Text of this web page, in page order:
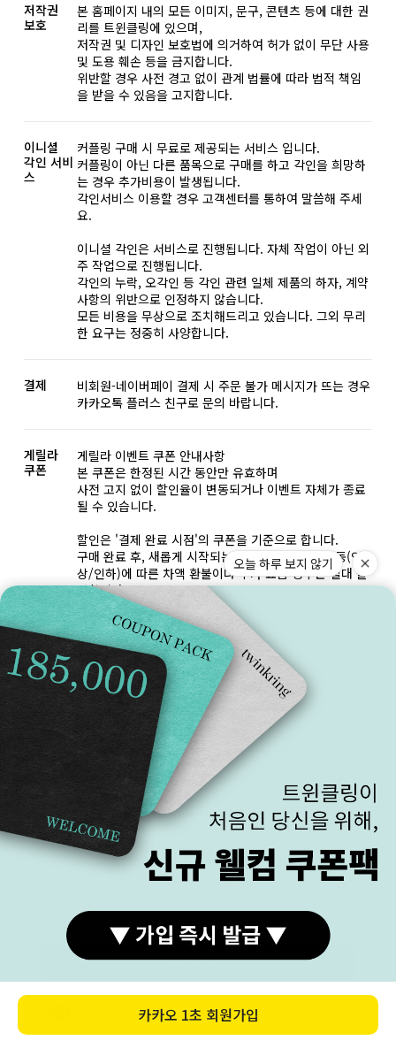
구매하기
저작권
보호
본 홈페이지 내의 모든 이미지, 문구, 콘텐츠 등에 대한 권
리를 트윈클링에 있으며,
저작권 및 디자인 보호법에 의거하여 허가 없이 무단 사용
및 도용 훼손 등을 금지합니다.
위반할 경우 사전 경고 없이 관계 법률에 따라 법적 책임
을 받을 수 있음을 고지합니다.
이니셜
각인 서비
스
커플링 구매 시 무료로 제공되는 서비스 입니다.
커플링이 아닌 다른 품목으로 구매를 하고 각인을 희망하
는 경우 추가비용이 발생됩니다.
각인서비스 이용할 경우 고객센터를 통하여 말씀해 주세
요.
이니셜 각인은 서비스로 진행됩니다. 자체 작업이 아닌 외
주 작업으로 진행됩니다.
각인의 누락, 오각인 등 각인 관련 일체 제품의 하자, 계약
사항의 위반으로 인정하지 않습니다.
모든 비용을 무상으로 조치해드리고 있습니다. 그외 무리
한 요구는 정중히 사양합니다.
결제
비회원-네이버페이 결제 시 주문 불가 메시지가 뜨는 경우
카카오톡 플러스 친구로 문의 바랍니다.
게릴라
쿠폰
게릴라 이벤트 쿠폰 안내사항
본 쿠폰은 한정된 시간 동안만 유효하며
사전 고지 없이 할인율이 변동되거나 이벤트 자체가 종료
될 수 있습니다.
할인은 '결제 완료 시점'의 쿠폰을 기준으로 합니다.
구매 완료 후, 새롭게 시작되는 이벤트의 할인율 변동(인
상/인하)에 따른 차액 환불이나 추가 요금 청구는 절대 불
가합니다.
쿠폰은 발급 후 24시간 동안 사용 가능하며 이벤트 종료전
까지 무제한 재발급이 가능합니다. 추가 쿠폰사용 문의는
고객센터로 문의주세요.
스크래치
주얼리 제품은 마무리 단계 광 작업 후에 표면이 매우 민
감한 상태가 됩니다.
아주미세한 자극만으로도 스크래치가 발생할 수 있습니
다.
(1.5mm 이상의 육안으로 식별이 뚜렷한 기스는 무상 교
환, 환불 가능. 그 외 기스는 교환, 환불 사유가 될 수 없습
니다. 무상 조정해 드립니다. )
조립/변형
조립식 형태의 제품
제품에 색상이 두 가지 이상(콤비)은 각기 다른 부속을 조
립하여 땜하는 제품입니다.
조립 지점의 경계가 있습니다. 땜 흔적이 있을 수 있습니
다. 이는 제품의 하자가 아닙니다.
디자인 변형 제품
오늘 하루 보지 않기
카카오 1초 회원가입